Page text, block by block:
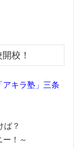
校！
アキラ塾」三条
ば？
！～